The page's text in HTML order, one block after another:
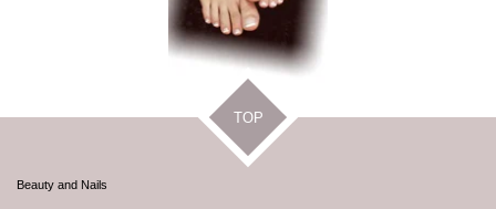
TOP
Beauty and Nails